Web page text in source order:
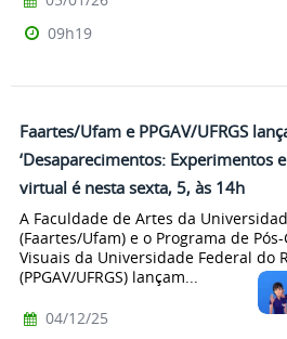
09h19
Faartes/Ufam e PPGAV/UFRGS
‘Desaparecimentos: Experimentos
virtual é nesta sexta, 5, às 14h
A Faculdade de Artes da
(Faartes/Ufam) e o Programa de
Visuais da Universidade Federal do
(PPGAV/UFRGS) lançam...
04/12/25